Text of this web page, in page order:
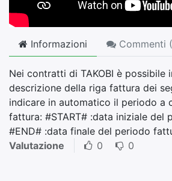
Informazioni Commenti (
Nei contratti di TAKOBI è possibile
descrizione della riga fattura dei
indicare in automatico il periodo a
fattura: #START# :data iniziale del
#END# :data finale del periodo
Valutazione
0 0